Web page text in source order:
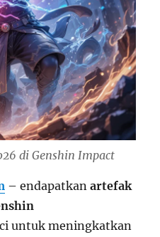
di Genshin Impact
– endapatkanartefak
untuk meningkatkan